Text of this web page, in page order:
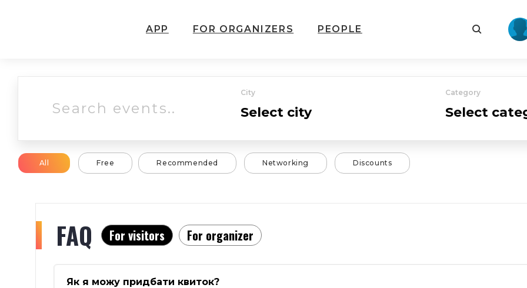
APP FOR ORGANIZERS PEOPLE
City Category
All Free Recommended Networking Discounts
FAQ For visitors For organizer
Як я можу придбати квиток?